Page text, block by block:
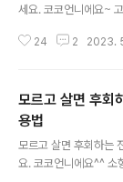
세요. 코코언니에요~
졌다는 증거겠죠. 이맘
가 배기도 하죠. 고무
물세척으로는 쉽게 빠
냄새제거까지 힘들게
우선 고무장갑을 흐르
을 반쯤 채워주세요.
24 2 2023.
모르고 살면 후
용법
모르고 살면 후회하는
요. 코코언니에요^^ 소